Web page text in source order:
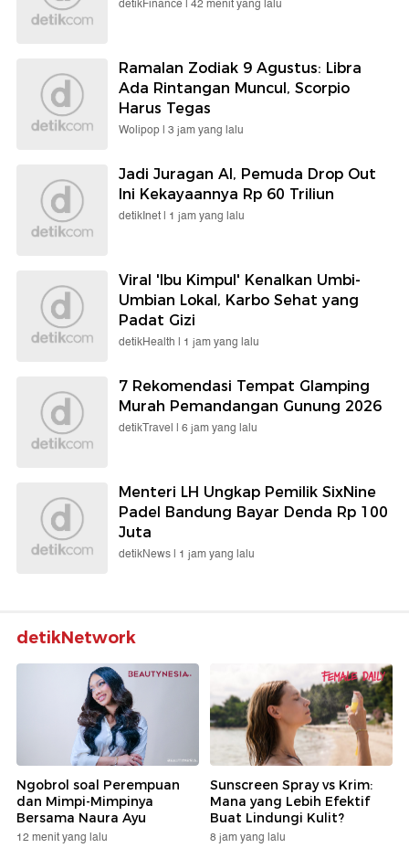
detikFinance | 42 menit yang lalu
Ramalan Zodiak 9 Agustus: Libra
Ada Rintangan Muncul, Scorpio
Harus Tegas
Wolipop | 3 jam yang lalu
Jadi Juragan AI, Pemuda Drop Out
Ini Kekayaannya Rp 60 Triliun
detikInet | 1 jam yang lalu
Viral 'Ibu Kimpul' Kenalkan Umbi-
Umbian Lokal, Karbo Sehat yang
Padat Gizi
detikHealth | 1 jam yang lalu
7 Rekomendasi Tempat Glamping
Murah Pemandangan Gunung 2026
detikTravel | 6 jam yang lalu
Menteri LH Ungkap Pemilik SixNine
Padel Bandung Bayar Denda Rp 100
Juta
detikNews | 1 jam yang lalu
detikNetwork
Ngobrol soal Perempuan
dan Mimpi-Mimpinya
Bersama Naura Ayu
12 menit yang lalu
Sunscreen Spray vs Krim:
Mana yang Lebih Efektif
Buat Lindungi Kulit?
8 jam yang lalu